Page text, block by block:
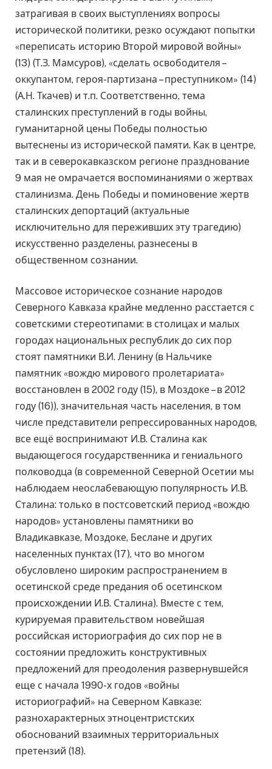
затрагивая в своих выступлениях вопросы
исторической политики, резко осуждают попытки
«переписать историю Второй мировой войны»
(13) (Т.З. Мамсуров), «сделать освободителя –
оккупантом, героя-партизана – преступником» (14)
(А.Н. Ткачев) и т.п. Соответственно, тема
сталинских преступлений в годы войны,
гуманитарной цены Победы полностью
вытеснены из исторической памяти. Как в центре,
так и в северокавказском регионе празднование
9 мая не омрачается воспоминаниями о жертвах
сталинизма. День Победы и поминовение жертв
сталинских депортаций (актуальные
исключительно для переживших эту трагедию)
искусственно разделены, разнесены в
общественном сознании.
Массовое историческое сознание народов
Северного Кавказа крайне медленно расстается с
советскими стереотипами: в столицах и малых
городах национальных республик до сих пор
стоят памятники В.И. Ленину (в Нальчике
памятник «вождю мирового пролетариата»
восстановлен в 2002 году (15), в Моздоке – в 2012
году (16)), значительная часть населения, в том
числе представители репрессированных народов,
все ещё воспринимают И.В. Сталина как
выдающегося государственника и гениального
полководца (в современной Северной Осетии мы
наблюдаем неослабевающую популярность И.В.
Сталина: только в постсоветский период «вождю
народов» установлены памятники во
Владикавказе, Моздоке, Беслане и других
населенных пунктах (17), что во многом
обусловлено широким распространением в
осетинской среде предания об осетинском
происхождении И.В. Сталина). Вместе с тем,
курируемая правительством новейшая
российская историография до сих пор не в
состоянии предложить конструктивных
предложений для преодоления развернувшейся
еще с начала 1990-х годов «войны
историографий» на Северном Кавказе:
разнохарактерных этноцентристских
обоснований взаимных территориальных
претензий (18).